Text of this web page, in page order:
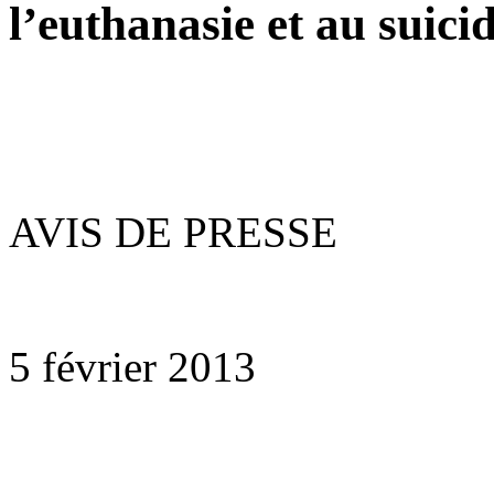
l’euthanasie et au
AVIS DE PRESSE
5 février 2013